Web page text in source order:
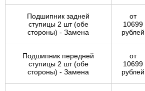
Подшипник задней
ступицы 2 шт (обе
стороны) - Замена
от
10699
рублей
Подшипник передней
ступицы 2 шт (обе
стороны) - Замена
от
10699
рублей